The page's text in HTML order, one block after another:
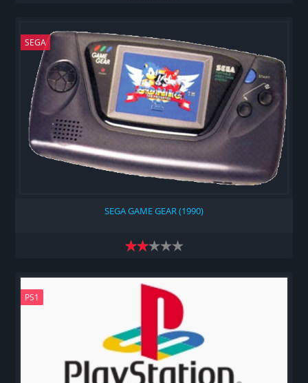
SEGA
SEGA GAME GEAR (1990)
PS1